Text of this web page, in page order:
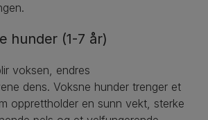
hunder (1-7 år)
voksen, endres
dens. Voksne hunder trenger et
opprettholder en sunn vekt, sterke